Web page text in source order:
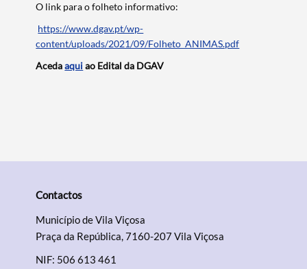
O link para o folheto informativo:
https://www.dgav.pt/wp-
content/uploads/2021/09/Folheto_ANIMAS.pdf
Acedaaquiao Edital da DGAV
Contactos
Município de Vila Viçosa
Praça da República, 7160-207 Vila Viçosa
NIF: 506 613 461